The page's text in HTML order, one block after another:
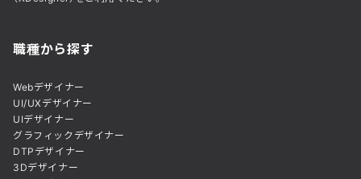
職種から探す
Webデザイナー
UI/UXデザイナー
UIデザイナー
グラフィックデザイナー
DTPデザイナー
3Dデザイナー